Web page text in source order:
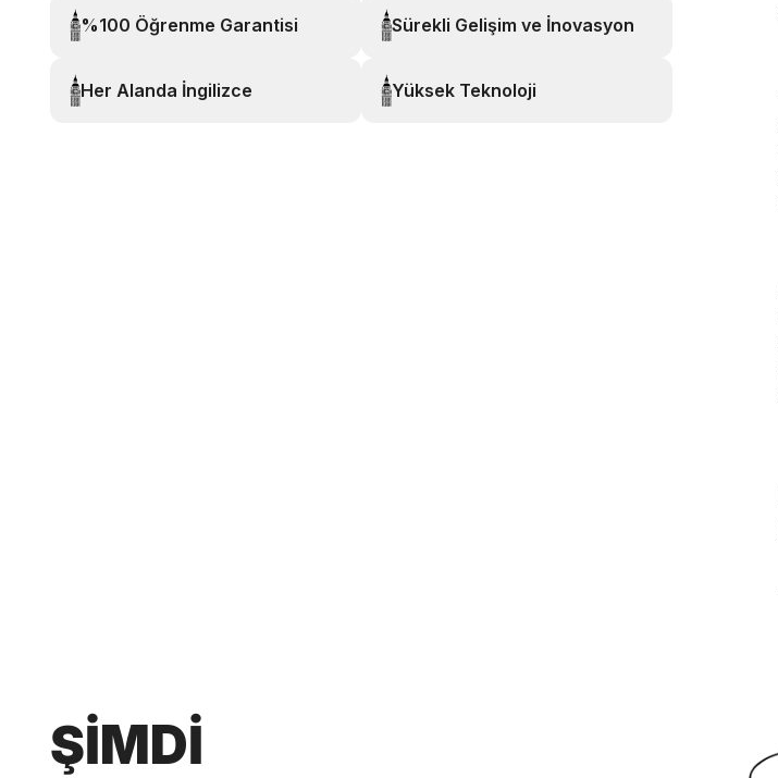
%100 Öğrenme Garantisi Sürekli Gelişim ve İnovasyon
Her Alanda İngilizce Yüksek Teknoloji
ŞİMDİ